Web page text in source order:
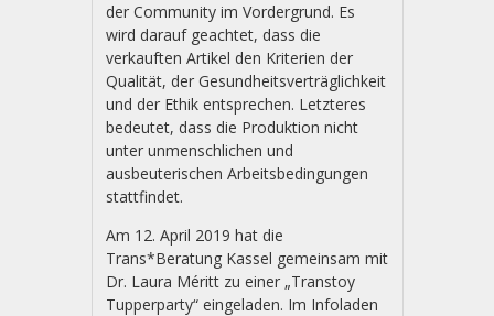
der Community im Vordergrund. Es
wird darauf geachtet, dass die
verkauften Artikel den Kriterien der
Qualität, der Gesundheitsverträglichkeit
und der Ethik entsprechen. Letz­teres
bedeutet, dass die Produktion nicht
unter unmenschlichen und
ausbeuterischen Arbeits­bedingungen
stattfindet.
Am 12. April 2019 hat die
Trans*Beratung Kassel gemeinsam mit
Dr. Laura Méritt zu einer „Transtoy
Tupperparty“ eingeladen. Im Infoladen